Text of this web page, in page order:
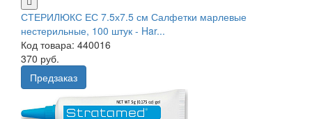
СТЕРИЛЮКС ЕС 7.5х7.5 см Салфетки марлевые
нестерильные, 100 штук - Har...
Код товара: 440016
370 руб.
Предзаказ